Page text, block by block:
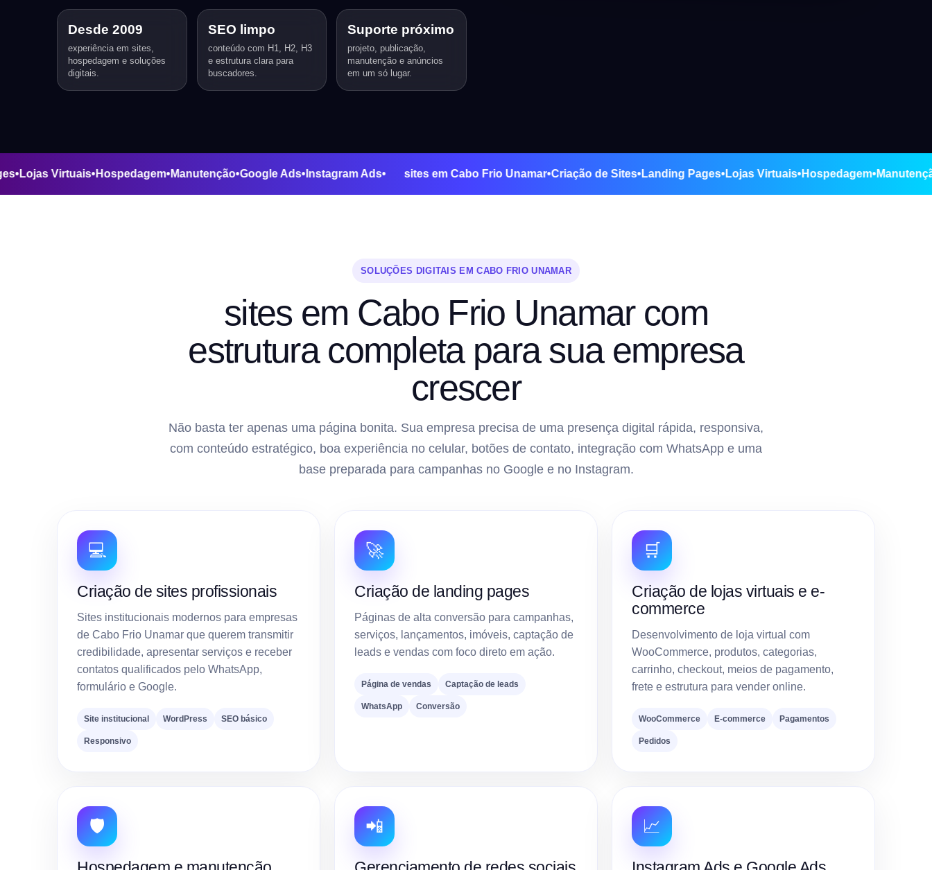
Desde 2009
experiência em sites,
hospedagem e soluções
digitais.
SEO limpo
conteúdo com H1, H2, H3
e estrutura clara para
buscadores.
Suporte próximo
projeto, publicação,
manutenção e anúncios
em um só lugar.
Pages•Lojas Virtuais•Hospedagem•Manutenção• Google Ads•Instagram Ads• sites em Cabo Frio Unamar•Criação de Sites•Landing Pages•Lojas Virtuais•Hospedagem•
SOLUÇÕES DIGITAIS EM CABO FRIO UNAMAR
sites em Cabo Frio Unamar com
estrutura completa para sua empresa
crescer
Não basta ter apenas uma página bonita. Sua empresa precisa de uma presença digital rápida, responsiva,
com conteúdo estratégico, boa experiência no celular, botões de contato, integração com WhatsApp e uma
base preparada para campanhas no Google e no Instagram.
💻
Criação de sites profissionais
Sites institucionais modernos para empresas
de Cabo Frio Unamar que querem transmitir
credibilidade, apresentar serviços e receber
contatos qualificados pelo WhatsApp,
formulário e Google.
Site institucional WordPress SEO básico
Responsivo
🚀
Criação de landing pages
Páginas de alta conversão para campanhas,
serviços, lançamentos, imóveis, captação de
leads e vendas com foco direto em ação.
Página de vendas Captação de leads
WhatsApp Conversão
🛒
Criação de lojas virtuais e e-
commerce
Desenvolvimento de loja virtual com
WooCommerce, produtos, categorias,
carrinho, checkout, meios de pagamento,
frete e estrutura para vender online.
WooCommerce E-commerce Pagamentos
Pedidos
🛡️ 📲 📈